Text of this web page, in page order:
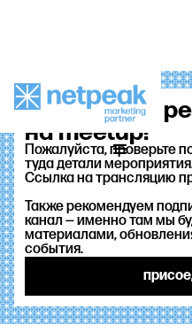
Спасибо за
на meetup!
Пожалуйста, проверьте
туда детали
Ссылка на трансляцию
Также рекомендуем
канал — именно там мы
материалами,
события.